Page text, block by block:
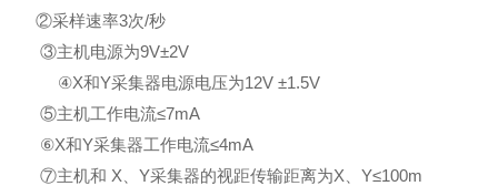
②采样速率3次/秒
③主机电源为9V±2V
④X和Y采集器电源电压为12V ±1.5V
⑤主机工作电流≤7mA
⑥X和Y采集器工作电流≤4mA
⑦主机和 X、Y采集器的视距传输距离为X、Y≤100m